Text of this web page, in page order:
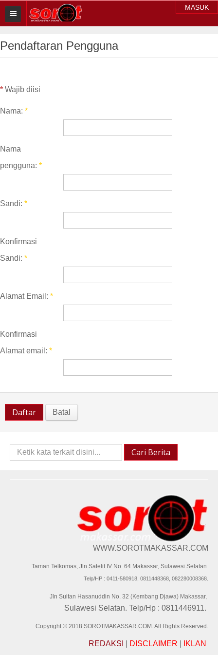
MASUK
Sorot Nasional
Pendaftaran Pengguna
* Wajib diisi
Nama: *
Nama
pengguna: *
Sandi: *
Konfirmasi
Sandi: *
Alamat Email: *
Konfirmasi
Alamat email: *
Daftar Batal
Cari
Berita::
Cari Berita
WWW.SOROTMAKASSAR.COM
Taman Telkomas, Jln Satelit IV No. 64 Makassar, Sulawesi Selatan.
Telp/HP : 0411-580918, 0811448368, 082280008368.
Jln Sultan Hasanuddin No. 32 (Kembang Djawa) Makassar,
Sulawesi Selatan. Telp/Hp : 0811446911.
Copyright © 2018 SOROTMAKASSAR.COM. All Rights Reserved.
REDAKSI DISCLAIMER IKLAN